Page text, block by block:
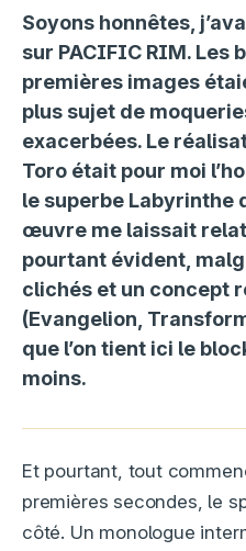
Soyons honnêtes,
sur PACIFIC RIM. Les
premières images
plus sujet de
exacerbées. Le
Toro était pour moi
le superbe Labyrinthe
œuvre me laissait
pourtant évident,
clichés et un concept
(Evangelion,
que l’on tient ici le
moins.
Et pourtant, tout
premières secondes, le
côté. Un monologue